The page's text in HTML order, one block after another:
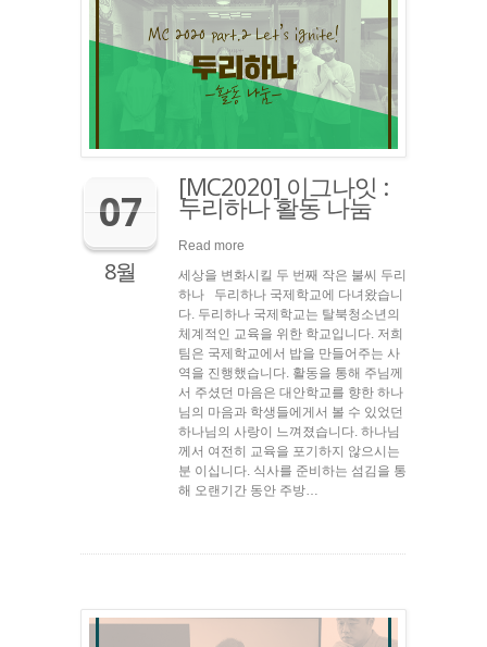
07
8월
[MC2020] 이그나잇 :
두리하나 활동 나눔
Read more
세상을 변화시킬 두 번째 작은 불씨 두리
하나 두리하나 국제학교에 다녀왔습니
다. 두리하나 국제학교는 탈북청소년의
체계적인 교육을 위한 학교입니다. 저희
팀은 국제학교에서 밥을 만들어주는 사
역을 진행했습니다. 활동을 통해 주님께
서 주셨던 마음은 대안학교를 향한 하나
님의 마음과 학생들에게서 볼 수 있었던
하나님의 사랑이 느껴졌습니다. 하나님
께서 여전히 교육을 포기하지 않으시는
분 이십니다. 식사를 준비하는 섬김을 통
해 오랜기간 동안 주방…